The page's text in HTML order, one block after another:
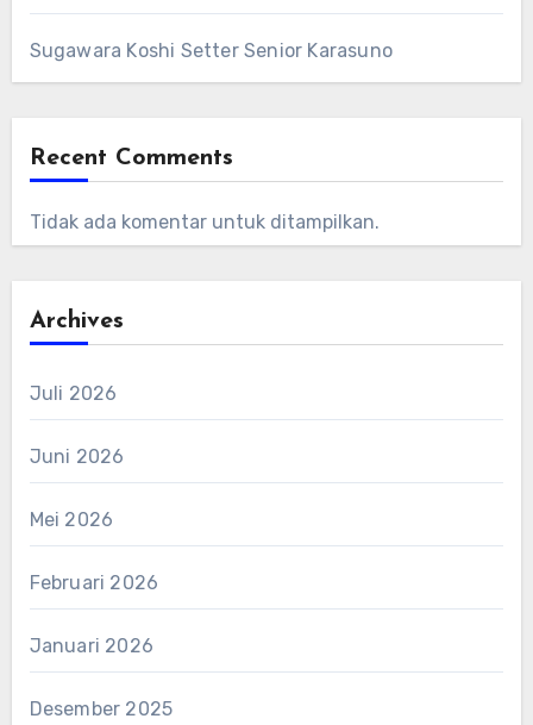
Sugawara Koshi Setter Senior Karasuno
Recent Comments
Tidak ada komentar untuk ditampilkan.
Archives
Juli 2026
Juni 2026
Mei 2026
Februari 2026
Januari 2026
Desember 2025